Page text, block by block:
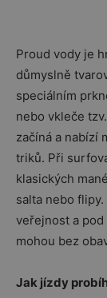
Proud vody je
důmyslně
speciálním
nebo vkleče
začíná a nabízí
triků. Při
klasických
salta nebo
veřejnost a
mohou bez
Jak jízdy